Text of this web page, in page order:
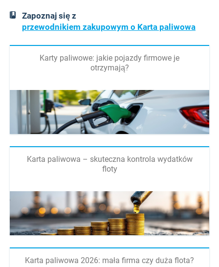
Zapoznaj się z
przewodnikiem zakupowym o Karta paliwowa
Karty paliwowe: jakie pojazdy firmowe je
otrzymają?
Karta paliwowa – skuteczna kontrola wydatków
floty
Karta paliwowa 2026: mała firma czy duża flota?